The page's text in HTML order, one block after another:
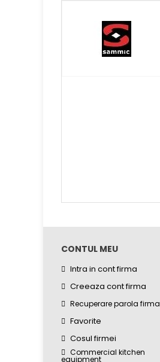
CONTUL MEU
Intra in cont firma
Creeaza cont firma
Recuperare parola firma
Favorite
Cosul firmei
Commercial kitchen
equipment